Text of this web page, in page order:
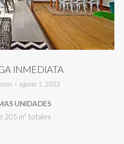
INMEDIATA
agosto 1, 2022
UNIDADES
205 m² totales